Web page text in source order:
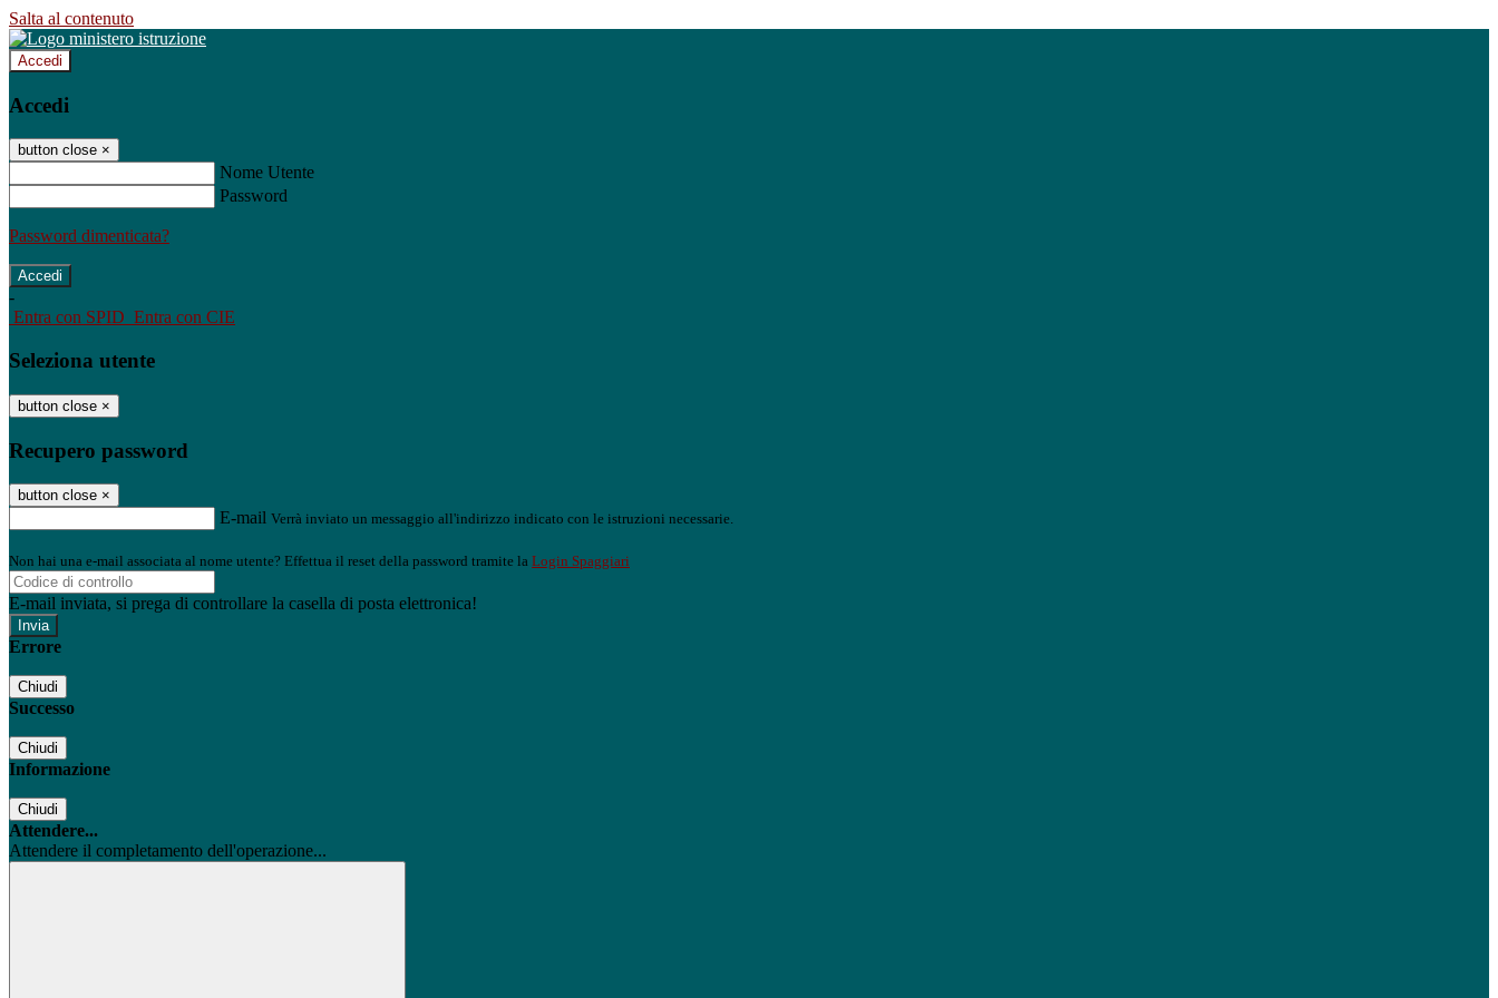
Salta al contenuto
Accedi
Accedi
button close ×
Nome Utente
Password
Password dimenticata?
-
Entra con SPID Entra con CIE
Seleziona utente
button close ×
Recupero password
button close ×
E-mail Verrà inviato un messaggio all'indirizzo indicato con le istruzioni necessarie.
Non hai una e-mail associata al nome utente? Effettua il reset della password tramite la Login Spaggiari
E-mail inviata, si prega di controllare la casella di posta elettronica!
Errore
Chiudi
Successo
Chiudi
Informazione
Chiudi
Attendere...
Attendere il completamento dell'operazione...